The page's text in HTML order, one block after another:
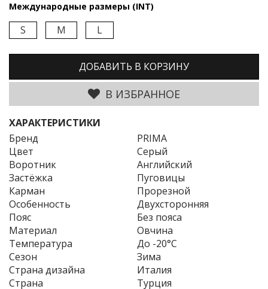
Международные размеры (INT)
S M L
ДОБАВИТЬ В КОРЗИНУ
В ИЗБРАННОЕ
ХАРАКТЕРИСТИКИ
Бренд
PRIMA
Цвет
Серый
Воротник
Английский
Застёжка
Пуговицы
Карман
Прорезной
Особенность
Двухсторонняя
Пояс
Без пояса
Материал
Овчина
Температура
До -20°C
Сезон
Зима
Страна дизайна
Италия
Страна
Турция